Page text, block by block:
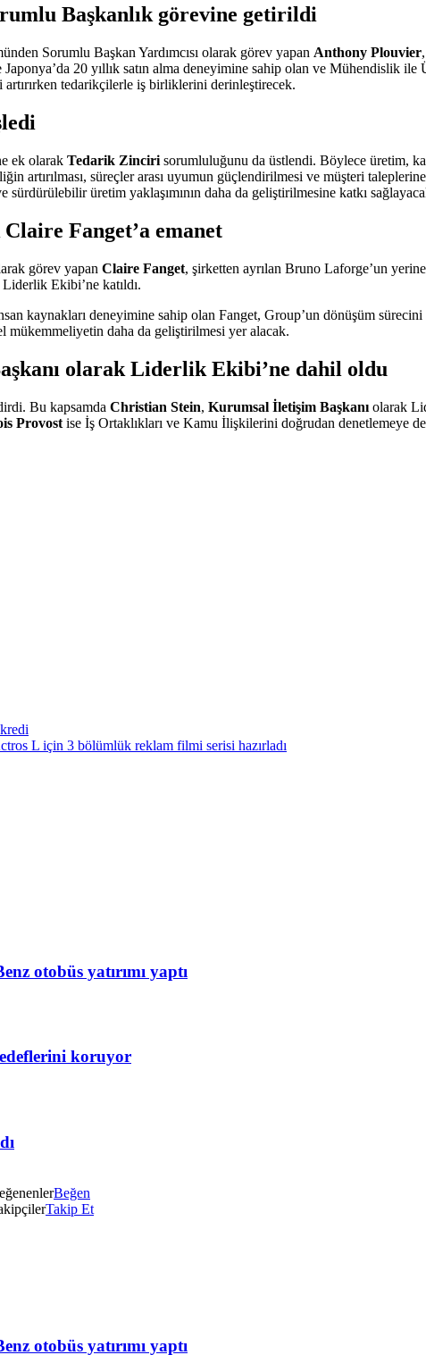
Başkanlık görevine getirildi
Sorumlu Başkan Yardımcısı olarak görev yapan Anthony Plouvier,
20 yıllık satın alma deneyimine sahip olan ve Mühendislik
tedarikçilerle iş birliklerini derinleştirecek.
ek olarak Tedarik Zinciri sorumluluğunu da üstlendi. Böylece üretim,
artırılması, süreçler arası uyumun güçlendirilmesi ve müşteri
sürdürülebilir üretim yaklaşımının daha da geliştirilmesine katkı
Fanget’a emanet
görev yapan Claire Fanget, şirketten ayrılan Bruno Laforge’un yerine
Ekibi’ne katıldı.
kaynakları deneyimine sahip olan Fanget, Group’un dönüşüm
mükemmeliyetin daha da geliştirilmesi yer alacak.
olarak Liderlik Ekibi’ne dahil oldu
Bu kapsamda Christian Stein, Kurumsal İletişim Başkanı olarak
Provost ise İş Ortaklıkları ve Kamu İlişkilerini doğrudan denetlemeye
L için 3 bölümlük reklam filmi serisi hazırladı
otobüs yatırımı yaptı
koruyor
Beğen
Takip Et
otobüs yatırımı yaptı